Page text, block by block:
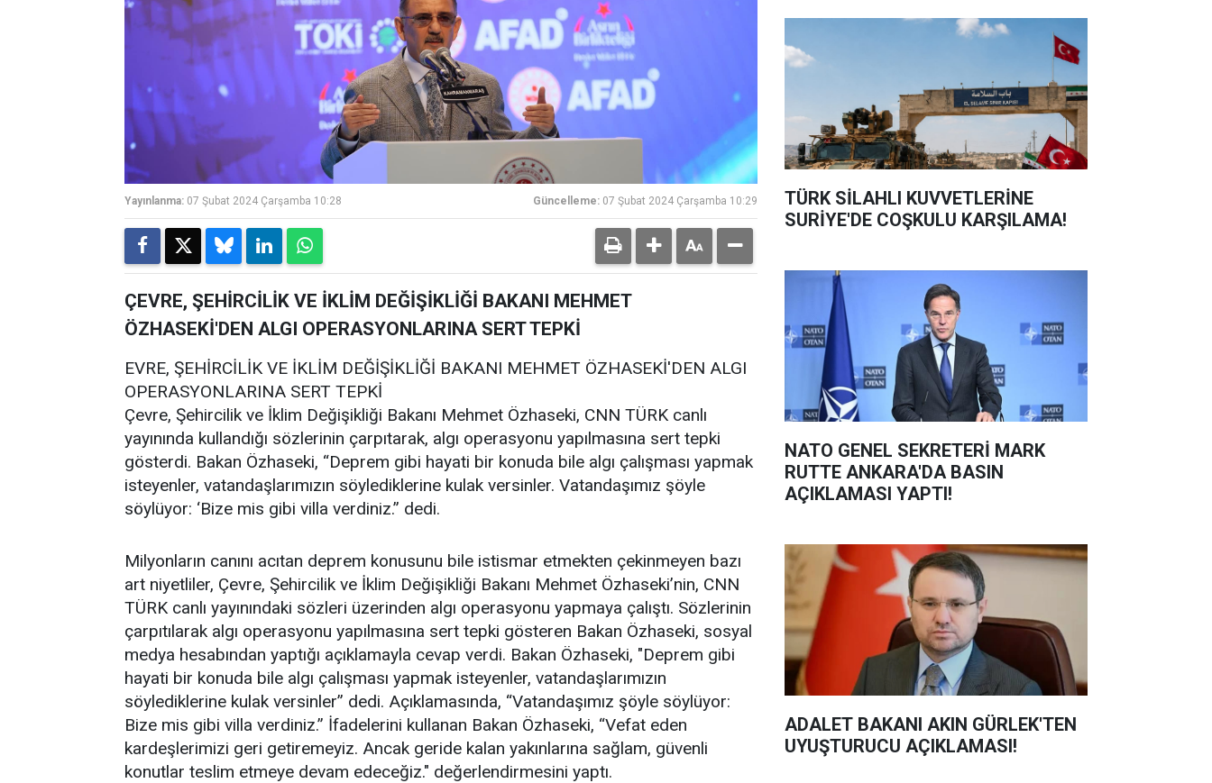
Yayınlanma: 07 Şubat 2024 Çarşamba 10:28 Güncelleme: 07 Şubat 2024 Çarşamba 10:29
ÇEVRE, ŞEHİRCİLİK VE İKLİM DEĞİŞİKLİĞİ BAKANI MEHMET
ÖZHASEKİ'DEN ALGI OPERASYONLARINA SERT TEPKİ
EVRE, ŞEHİRCİLİK VE İKLİM DEĞİŞİKLİĞİ BAKANI MEHMET ÖZHASEKİ'DEN ALGI
OPERASYONLARINA SERT TEPKİ
Çevre, Şehircilik ve İklim Değişikliği Bakanı Mehmet Özhaseki, CNN TÜRK canlı
yayınında kullandığı sözlerinin çarpıtarak, algı operasyonu yapılmasına sert tepki
gösterdi. Bakan Özhaseki, “Deprem gibi hayati bir konuda bile algı çalışması yapmak
isteyenler, vatandaşlarımızın söylediklerine kulak versinler. Vatandaşımız şöyle
söylüyor: ‘Bize mis gibi villa verdiniz.” dedi.
Milyonların canını acıtan deprem konusunu bile istismar etmekten çekinmeyen bazı
art niyetliler, Çevre, Şehircilik ve İklim Değişikliği Bakanı Mehmet Özhaseki’nin, CNN
TÜRK canlı yayınındaki sözleri üzerinden algı operasyonu yapmaya çalıştı. Sözlerinin
çarpıtılarak algı operasyonu yapılmasına sert tepki gösteren Bakan Özhaseki, sosyal
medya hesabından yaptığı açıklamayla cevap verdi. Bakan Özhaseki, "Deprem gibi
hayati bir konuda bile algı çalışması yapmak isteyenler, vatandaşlarımızın
söylediklerine kulak versinler” dedi. Açıklamasında, “Vatandaşımız şöyle söylüyor:
Bize mis gibi villa verdiniz.” İfadelerini kullanan Bakan Özhaseki, “Vefat eden
kardeşlerimizi geri getiremeyiz. Ancak geride kalan yakınlarına sağlam, güvenli
konutlar teslim etmeye devam edeceğiz." değerlendirmesini yaptı.
TÜRK SİLAHLI KUVVETLERİNE
SURİYE'DE COŞKULU KARŞILAMA!
NATO GENEL SEKRETERİ MARK
RUTTE ANKARA'DA BASIN
AÇIKLAMASI YAPTI!
ADALET BAKANI AKIN GÜRLEK'TEN
UYUŞTURUCU AÇIKLAMASI!